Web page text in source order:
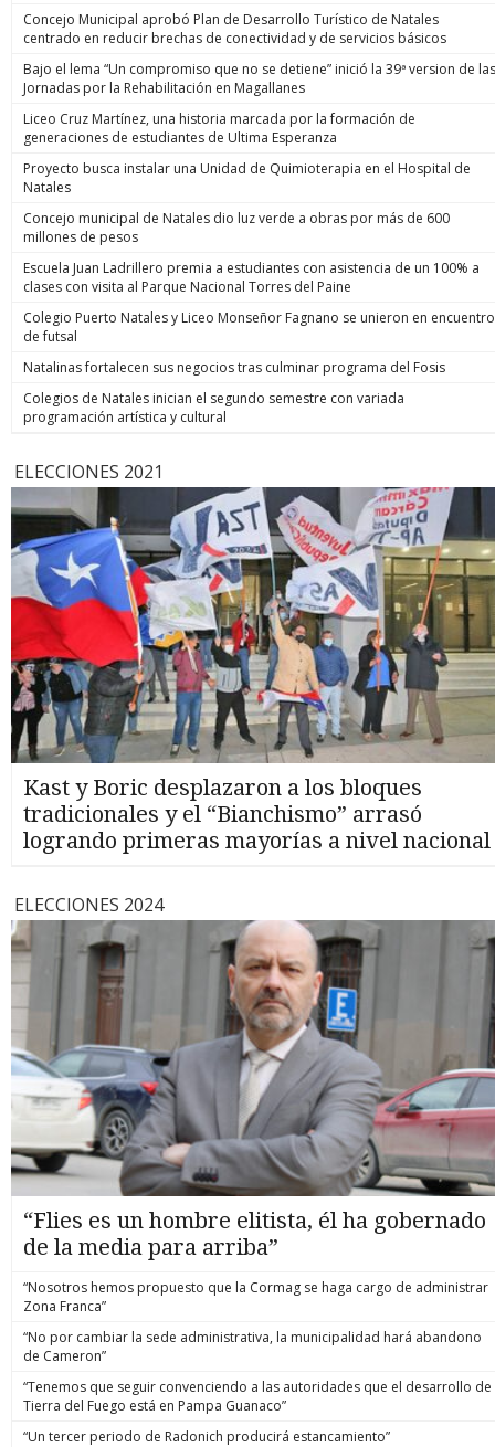
Concejo Municipal aprobó Plan de Desarrollo Turístico de Natales
centrado en reducir brechas de conectividad y de servicios básicos
Bajo el lema “Un compromiso que no se detiene” inició la 39ª version de las
Jornadas por la Rehabilitación en Magallanes
Liceo Cruz Martínez, una historia marcada por la formación de
generaciones de estudiantes de Ultima Esperanza
Proyecto busca instalar una Unidad de Quimioterapia en el Hospital de
Natales
Concejo municipal de Natales dio luz verde a obras por más de 600
millones de pesos
Escuela Juan Ladrillero premia a estudiantes con asistencia de un 100% a
clases con visita al Parque Nacional Torres del Paine
Colegio Puerto Natales y Liceo Monseñor Fagnano se unieron en encuentro
de futsal
Natalinas fortalecen sus negocios tras culminar programa del Fosis
Colegios de Natales inician el segundo semestre con variada
programación artística y cultural
ELECCIONES 2021
Kast y Boric desplazaron a los bloques
tradicionales y el “Bianchismo” arrasó
logrando primeras mayorías a nivel nacional
ELECCIONES 2024
“Flies es un hombre elitista, él ha gobernado
de la media para arriba”
“Nosotros hemos propuesto que la Cormag se haga cargo de administrar
Zona Franca”
“No por cambiar la sede administrativa, la municipalidad hará abandono
de Cameron”
“Tenemos que seguir convenciendo a las autoridades que el desarrollo de
Tierra del Fuego está en Pampa Guanaco”
“Un tercer periodo de Radonich producirá estancamiento”